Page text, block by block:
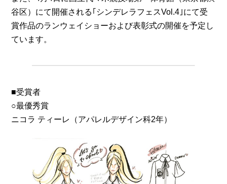
谷区）にて開催される｢シンデレラフェスVol.4｣にて受
賞作品のランウェイショーおよび表彰式の開催を予定し
ています。
■受賞者
○最優秀賞
ニコラ ティーレ（アパレルデザイン科2年）